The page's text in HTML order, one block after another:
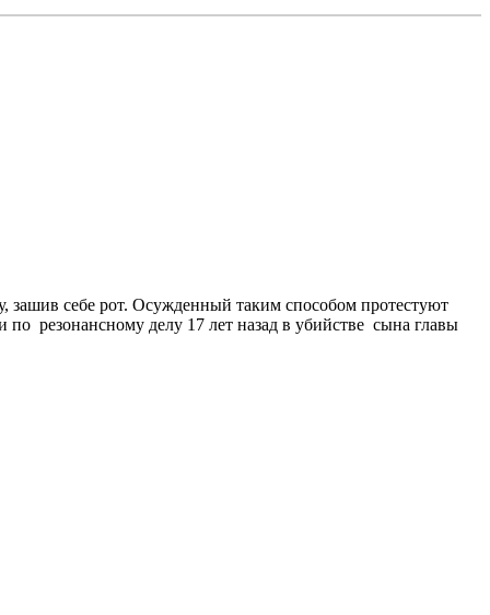
себе рот. Осужденный таким способом протестуют
резонансному делу 17 лет назад в убийстве сына главы